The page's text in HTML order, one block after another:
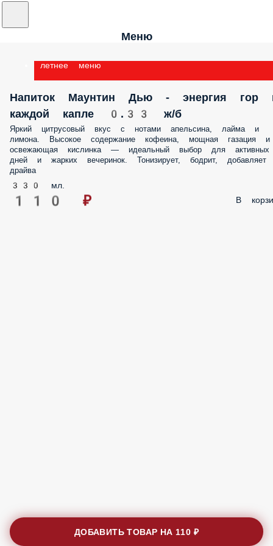
Меню
летнее меню
Напиток Маунтин Дью - энергия гор
каждой капле 0.33 ж/б
Яркий цитрусовый вкус с нотами апельсина, лайма и
лимона. Высокое содержание кофеина, мощная газация и
освежающая кислинка — идеальный выбор для активных
дней и жарких вечеринок. Тонизирует, бодрит, добавляет
драйва
330 мл.
110 ₽ В
ДОБАВИТЬ ТОВАР НА 110 ₽